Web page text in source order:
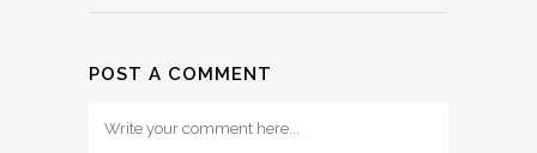
POST A COMMENT